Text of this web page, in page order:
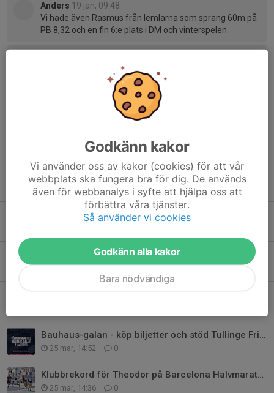
Anders 19 jan, 09:48
Vi hade även Rasmus från lemlarna som sprang 60m på
PB 8,32 och en fin 6:e plats i DM och vinterspelen.
Tidigare nyheter
SM Guld till Olivia Grahn
Igår, 10:32 0
Träningsgruppen Geparder på Gotland
18 maj, 14:24 0
Bauhaus-galan - köp biljetter och stöd Tullinge Friidrott
25 mar, 14:52 0
Klubbrekord för Theodor på Barcelona Halvmaraton
25 mar, 14:36 0
Godkänn kakor
Vi använder oss av kakor (cookies) för att vår
webbplats ska fungera bra för dig. De används
även för webbanalys i syfte att hjälpa oss att
förbättra våra tjänster.
Så använder vi cookies
Godkänn alla kakor
Bara nödvändiga